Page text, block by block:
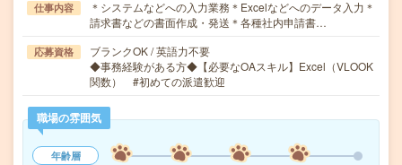
仕事内容
＊システムなどへの入力業務＊Excelなどへのデータ入力＊
請求書などの書面作成・発送＊各種社内申請書…
応募資格
ブランクOK / 英語力不要
◆事務経験がある方◆【必要なOAスキル】Excel（VLOOK
関数） #初めての派遣歓迎
職場の雰囲気
年齢層